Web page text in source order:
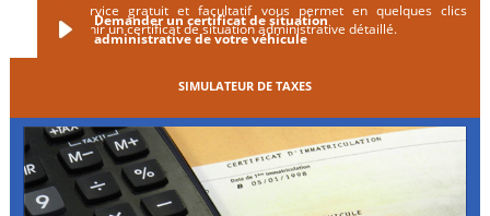
Ce service gratuit et facultatif vous permet en quelques clics
d'obtenir un certificat de situation administrative détaillé.
Demander un certificat de situation
administrative de votre véhicule
SIMULATEUR DE TAXES